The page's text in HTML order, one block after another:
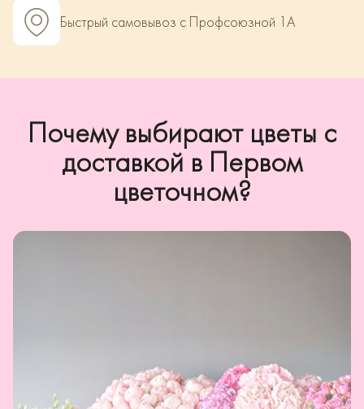
Быстрый самовывоз с Профсоюзной 1А
Почему выбирают цветы с
доставкой в Первом
цветочном?